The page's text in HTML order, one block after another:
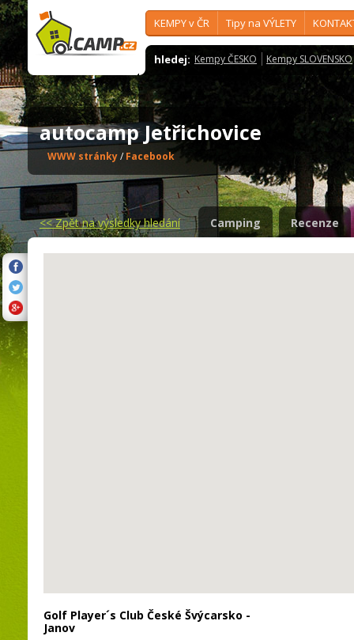
KEMPY v ČR Tipy na VÝLETY
hledej: Kempy ČESKO Kempy SLOVENSKO
autocamp Jetřichovice
WWW stránky/ Facebook
<<Zpět na výsledky hledání Camping Recenze
Golf Player´s Club České Švýcarsko -
Janov